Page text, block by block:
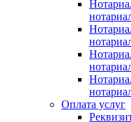
Оплата услуг